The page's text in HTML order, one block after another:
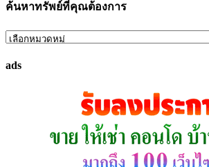
ค้นหาทรัพย์ที่คุณต้องการ
ค้นหา
ที่
ads